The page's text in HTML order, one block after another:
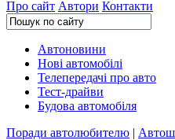
Про сайт Автори Контакти
Автоновини
Нові автомобілі
Телепередачі про авто
Тест-драйви
Будова автомобіля
Поради автолюбителю |